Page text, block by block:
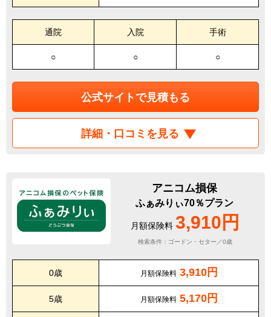
通院 入院 手術
○ ○ ○
公式サイトで見積もる
詳細・口コミを見る
アニコム損保
ふぁみりぃ70％プラン
月額保険料 3,910円
検索条件：ゴードン・セター／0歳
0歳 月額保険料 3,910円
5歳 月額保険料 5,170円